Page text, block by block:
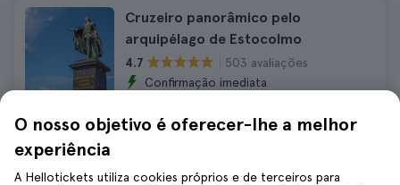
Cruzeiro panorâmico pelo
arquipélago de Estocolmo
4.7
503 avaliações
Confirmação imediata
Cancelamento GRATUITO
O nosso objetivo é oferecer-lhe a melhor
experiência
A Hellotickets utiliza cookies próprios e de terceiros para